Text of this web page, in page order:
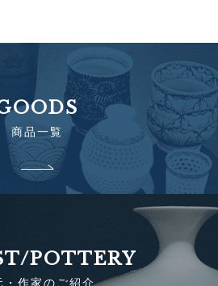
商品一覧
POTTERY
・作家のご紹介